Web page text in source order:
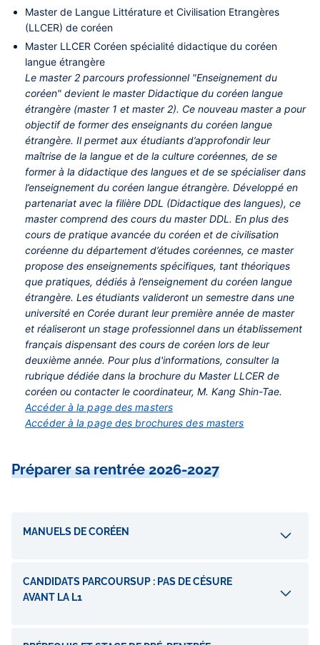
Master de Langue Littérature et Civilisation Etrangères
(LLCER) de coréen
Master LLCER Coréen spécialité didactique du coréen
langue étrangère
Le master 2 parcours professionnel "Enseignement du
coréen" devient le master Didactique du coréen langue
étrangère (master 1 et master 2). Ce nouveau master a pour
objectif de former des enseignants du coréen langue
étrangère. Il permet aux étudiants d’approfondir leur
maîtrise de la langue et de la culture coréennes, de se
former à la didactique des langues et de se spécialiser dans
l’enseignement du coréen langue étrangère. Développé en
partenariat avec la filière DDL (Didactique des langues), ce
master comprend des cours du master DDL. En plus des
cours de pratique avancée du coréen et de civilisation
coréenne du département d’études coréennes, ce master
propose des enseignements spécifiques, tant théoriques
que pratiques, dédiés à l’enseignement du coréen langue
étrangère. Les étudiants valideront un semestre dans une
université en Corée durant leur première année de master
et réaliseront un stage professionnel dans un établissement
français dispensant des cours de coréen lors de leur
deuxième année. Pour plus d'informations, consulter la
rubrique dédiée dans la brochure du Master LLCER de
coréen ou contacter le coordinateur, M. Kang Shin-Tae.
Accéder à la page des masters
Accéder à la page des brochures des masters
Préparer sa rentrée 2026-2027
MANUELS DE CORÉEN
CANDIDATS PARCOURSUP : PAS DE CÉSURE
AVANT LA L1